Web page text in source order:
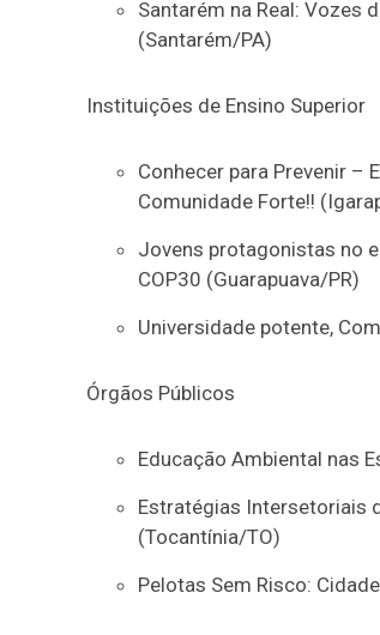
Santarém na Real: Vozes
(Santarém/PA)
Instituições de Ensino Superior
Conhecer para Prevenir –
Comunidade Forte!!
Jovens protagonistas no
COP30 (Guarapuava/PR)
Universidade potente,
Órgãos Públicos
Educação Ambiental nas
Estratégias Intersetoriais
(Tocantínia/TO)
Pelotas Sem Risco: